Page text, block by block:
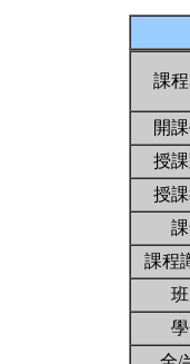
課
開
授
授
課程